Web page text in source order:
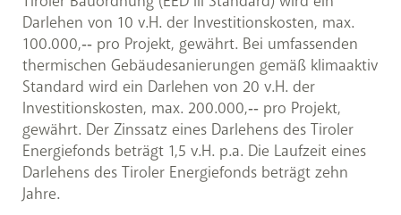
Darlehen von 10 v.H. der Investitionskosten, max.
100.000,‐‐ pro Projekt, gewährt. Bei umfassenden
thermischen Gebäudesanierungen gemäß klimaaktiv
Standard wird ein Darlehen von 20 v.H. der
Investitionskosten, max. 200.000,‐‐ pro Projekt,
gewährt. Der Zinssatz eines Darlehens des Tiroler
Energiefonds beträgt 1,5 v.H. p.a. Die Laufzeit eines
Darlehens des Tiroler Energiefonds beträgt zehn
Jahre.